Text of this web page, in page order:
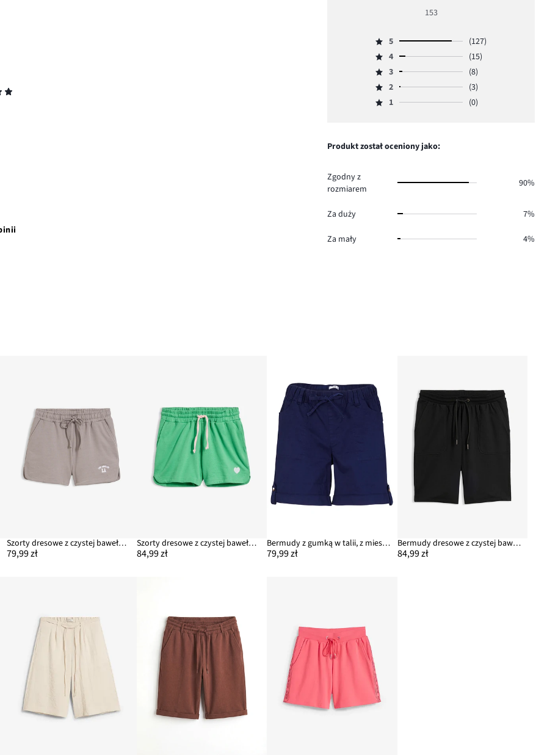
5
153
Ocena
5,
ilość
głosów
5
(127)
Ocena
4,
ilość
głosów
4
(15)
Ocena
3,
ilość
3
(8)
Ocena
2,
3.
2
(3)
Ocena
głosów
1 (0)
Produkt został oceniony jako:
Zgodny z
rozmiarem
90%
Za duży 7%
Za mały 4%
Szorty dresowe z czystej bawełny organicznej
79,99 zł
Szorty dresowe z czystej bawełny organicznej
84,99 zł
Bermudy z gumką w talii, z mieszanki bawełny
79,99 zł
Bermudy dresowe z czystej bawełny
84,99 zł